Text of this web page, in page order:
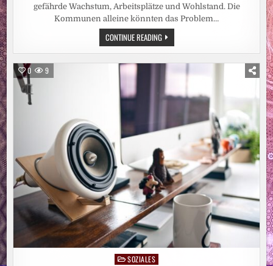
gefährde Wachstum, Arbeitsplätze und Wohlstand. Die
Kommunen alleine könnten das Problem…
CONTINUE READINGHITZEWELLE:
STÄDTE-
UND
GEMEINDEBUND
FORDERT
„NATIONALEN
FÜR
WASSERVERSORGUNG“
0 9
PostedSOZIALES